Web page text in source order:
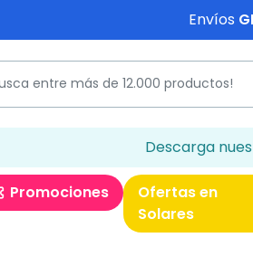
Envíos
Descarga
Promociones
Ofertas en
Solares